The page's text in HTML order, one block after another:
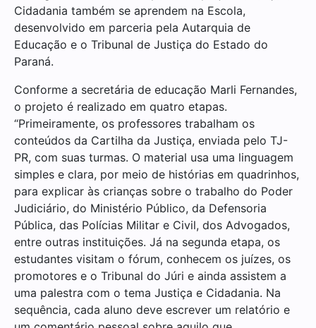
Cidadania também se aprendem na Escola,
desenvolvido em parceria pela Autarquia de
Educação e o Tribunal de Justiça do Estado do
Paraná.
Conforme a secretária de educação Marli Fernandes,
o projeto é realizado em quatro etapas.
“Primeiramente, os professores trabalham os
conteúdos da Cartilha da Justiça, enviada pelo TJ-
PR, com suas turmas. O material usa uma linguagem
simples e clara, por meio de histórias em quadrinhos,
para explicar às crianças sobre o trabalho do Poder
Judiciário, do Ministério Público, da Defensoria
Pública, das Polícias Militar e Civil, dos Advogados,
entre outras instituições. Já na segunda etapa, os
estudantes visitam o fórum, conhecem os juízes, os
promotores e o Tribunal do Júri e ainda assistem a
uma palestra com o tema Justiça e Cidadania. Na
sequência, cada aluno deve escrever um relatório e